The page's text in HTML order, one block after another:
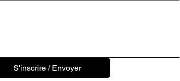
S'inscrire / Envoyer